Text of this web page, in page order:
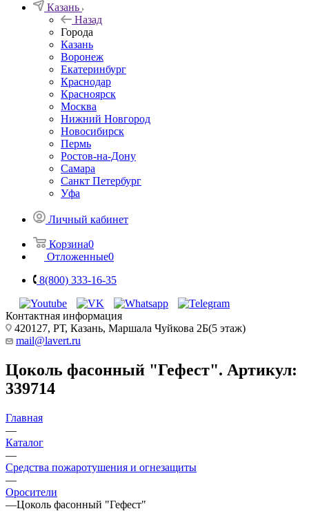
Казань
Назад
Города
Казань
Воронеж
Екатеринбург
Краснодар
Красноярск
Москва
Нижний Новгород
Новосибирск
Пермь
Ростов-на-Дону
Самара
Санкт Петербург
Уфа
Личный кабинет
Корзина0
Отложенные0
8(800) 333-16-35
Контактная информация
420127, РТ, Казань, Маршала Чуйкова 2Б(5 этаж)
mail@lavert.ru
Цоколь фасонный "Гефест". Артикул:
339714
Главная
—
Каталог
—
Средства пожаротушения и огнезащиты
—
Оросители
—Цоколь фасонный "Гефест"